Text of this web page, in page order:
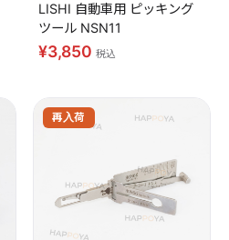
LISHI 自動車用 ピッキング
ツール NSN11
¥3,850 税込
再入荷